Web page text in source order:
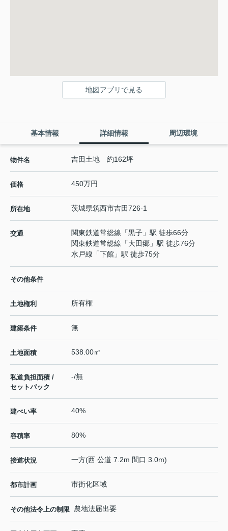
地図アプリで見る
基本情報 詳細情報 周辺環境
物件名 吉田土地 約162坪
価格 450万円
所在地 茨城県筑西市吉田726-1
交通 関東鉄道常総線 「黒子 」駅 徒歩66分
関東鉄道常総線 「大田郷 」駅 徒歩76分
水戸線 「下館 」駅 徒歩75分
その他条件
土地権利 所有権
建築条件 無
土地面積 538.00㎡
私道負担面積 /
セットバック
-/無
建ぺい率 40%
容積率 80%
接道状況 一方(西 公道 7.2m 間口 3.0m)
都市計画 市街化区域
その他法令上の制限 農地法届出要